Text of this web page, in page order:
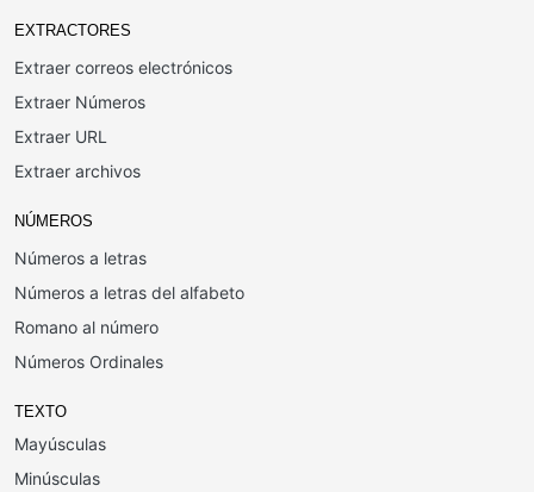
EXTRACTORES
Extraer correos electrónicos
Extraer Números
Extraer URL
Extraer archivos
NÚMEROS
Números a letras
Números a letras del alfabeto
Romano al número
Números Ordinales
TEXTO
Mayúsculas
Minúsculas